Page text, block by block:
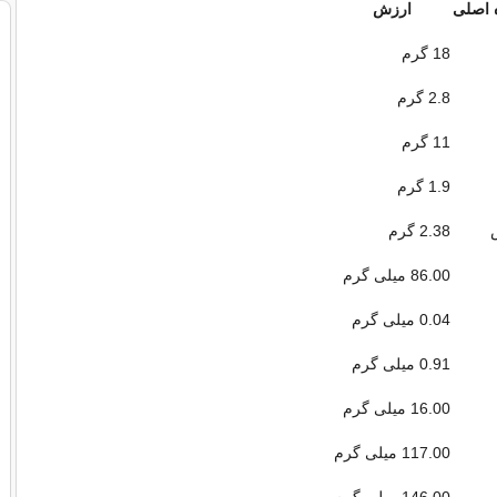
اصلی ارزش
18 گرم
2.8 گرم
11 گرم
1.9 گرم
2.38 گرم
86.00 میلی گرم
0.04 میلی گرم
0.91 میلی گرم
16.00 میلی گرم
117.00 میلی گرم